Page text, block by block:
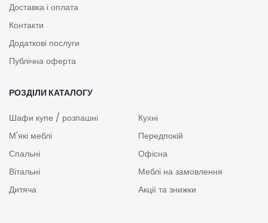
Доставка і оплата
Контакти
Додаткові послуги
Публічна оферта
РОЗДІЛИ КАТАЛОГУ
Шафи купе / розпашні
М'які меблі
Спальні
Вітальні
Дитяча
Кухні
Передпокій
Офісна
Меблі на замовлення
Акції та знижки